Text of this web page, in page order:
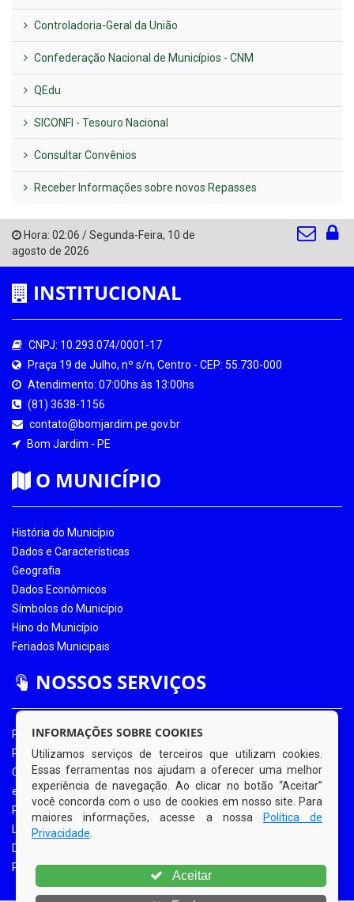
Controladoria-Geral da União
Confederação Nacional de Municípios - CNM
QEdu
SICONFI - Tesouro Nacional
Consultar Convênios
Receber Informações sobre novos Repasses
Hora: 02:06 /Segunda-Feira, 10 de
agosto de 2026
INSTITUCIONAL
CNPJ: 10.293.074/0001-17
Praça 19 de Julho, nº s/n, Centro - CEP: 55.730-000
Atendimento: 07:00hs às 13:00hs
(81) 3638-1156
contato@bomjardim.pe.gov.br
Bom Jardim - PE
O MUNICÍPIO
História do Município
Dados e Características
Geografia
Dados Econômicos
Símbolos do Município
Hino do Município
Feriados Municipais
NOSSOS SERVIÇOS
Portal da Transparência
Portal da Transparência COVID-19
Ouvidoria Eletrônica
e-SIC
Processos de Licitação
Licitações em Andamento
Diário Oficial
Portal do Contribuinte
INFORMAÇÕES SOBRE COOKIES
Utilizamos serviços de terceiros que utilizam cookies.
Essas ferramentas nos ajudam a oferecer uma melhor
experiência de navegação. Ao clicar no botão “Aceitar”
você concorda com o uso de cookies em nosso site. Para
maiores informações, acesse a nossa
Política de
Privacidade
Aceitar